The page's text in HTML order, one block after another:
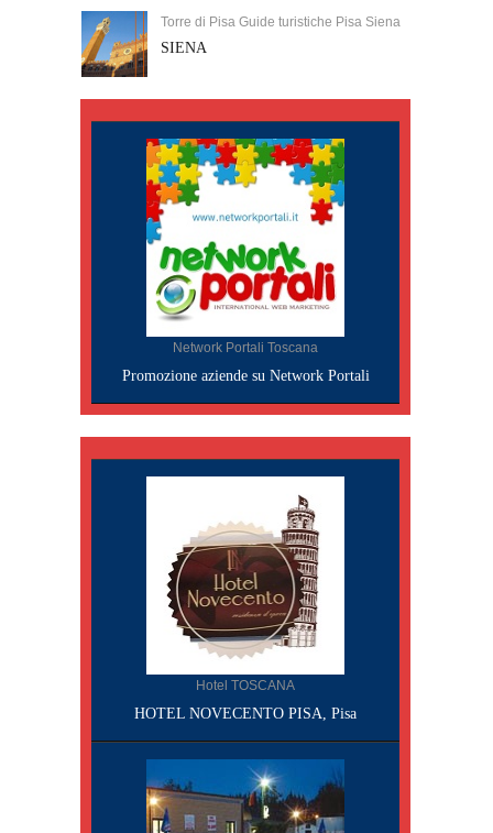
Torre di Pisa Guide turistiche Pisa Siena
SIENA
Network Portali Toscana
Promozione aziende su Network Portali
Hotel TOSCANA
HOTEL NOVECENTO PISA, Pisa